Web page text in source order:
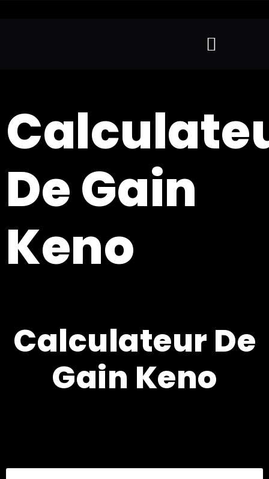
De Gain
Keno
Calculateur De
Gain Keno